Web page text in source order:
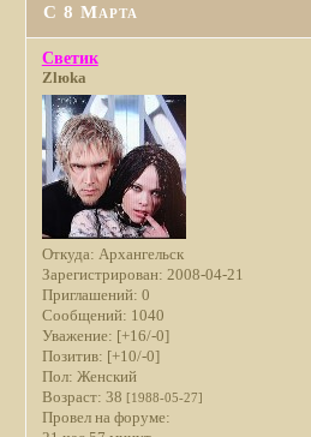
С 8 Марта
Светик
Zlюka
Откуда: Архангельск
Зарегистрирован: 2008-04-21
Приглашений: 0
Сообщений: 1040
Уважение: [+16/-0]
Позитив: [+10/-0]
Пол: Женский
Возраст: 38 [1988-05-27]
Провел на форуме: